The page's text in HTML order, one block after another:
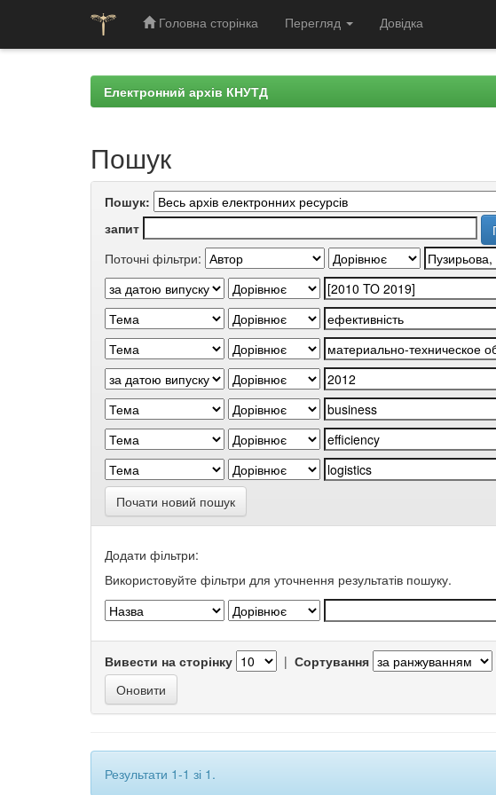
Головна сторінка Перегляд Довідка
Електронний архів КНУТД
Пошук
Пошук:
запит
Поточні фільтри:
Почати новий пошук
Додати фільтри:
Використовуйте фільтри для уточнення результатів пошуку.
Вивести на сторінку | Сортування
Результати 1-1 зі 1.